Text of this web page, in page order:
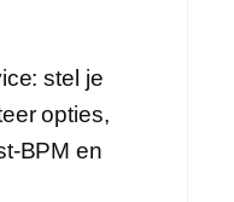
stel je
opties,
BPM en